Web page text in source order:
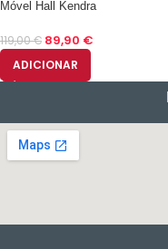
Móvel Hall Kendra
119,00€ 89,90 €
ADICIONAR